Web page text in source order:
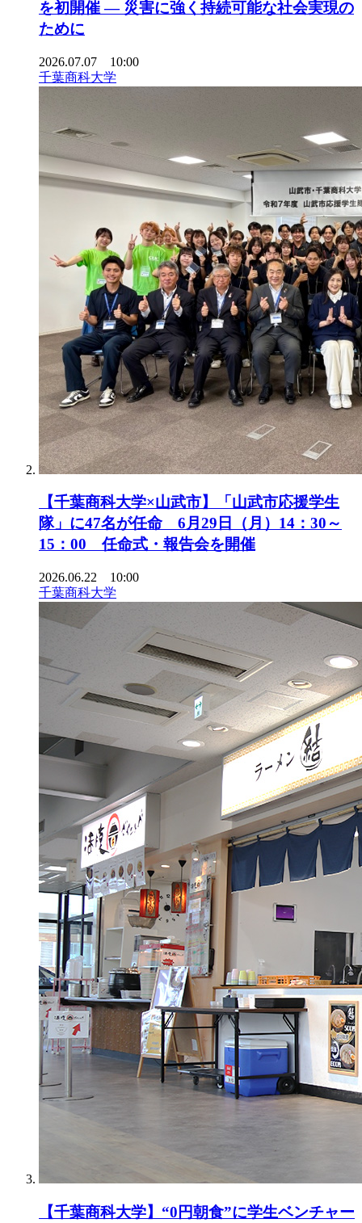
を初開催 ― 災害に強く持続可能な社会実現の
ために
2026.07.07 10:00
千葉商科大学
【千葉商科大学×山武市】「山武市応援学生
隊」に47名が任命 6月29日（月）14：30～
15：00 任命式・報告会を開催
2026.06.22 10:00
千葉商科大学
【千葉商科大学】“0円朝食”に学生ベンチャー